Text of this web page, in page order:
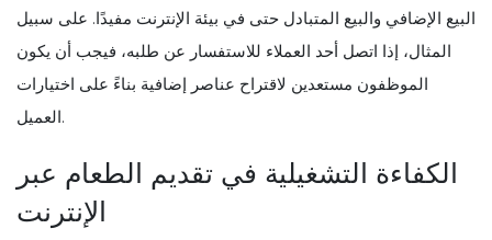
البيع الإضافي والبيع المتبادل حتى في بيئة الإنترنت مفيدًا. على سبيل
المثال، إذا اتصل أحد العملاء للاستفسار عن طلبه، فيجب أن يكون
الموظفون مستعدين لاقتراح عناصر إضافية بناءً على اختيارات
العميل.
الكفاءة التشغيلية في تقديم الطعام عبر
الإنترنت